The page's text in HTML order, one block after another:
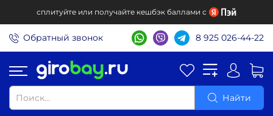
сплитуйте или получайте кешбэк баллами с
Обратный звонок 8 925 026-44-22
Найти